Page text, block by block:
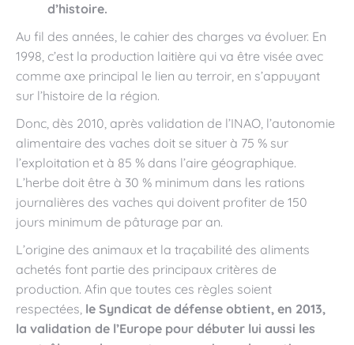
d’histoire.
Au fil des années, le cahier des charges va évoluer. En
1998, c’est la production laitière qui va être visée avec
comme axe principal le lien au terroir, en s’appuyant
sur l’histoire de la région.
Donc, dès 2010, après validation de l’INAO, l’autonomie
alimentaire des vaches doit se situer à 75 % sur
l’exploitation et à 85 % dans l’aire géographique.
L’herbe doit être à 30 % minimum dans les rations
journalières des vaches qui doivent profiter de 150
jours minimum de pâturage par an.
L’origine des animaux et la traçabilité des aliments
achetés font partie des principaux critères de
production. Afin que toutes ces règles soient
respectées, le Syndicat de défense obtient, en 2013,
la validation de l’Europe pour débuter lui aussi les